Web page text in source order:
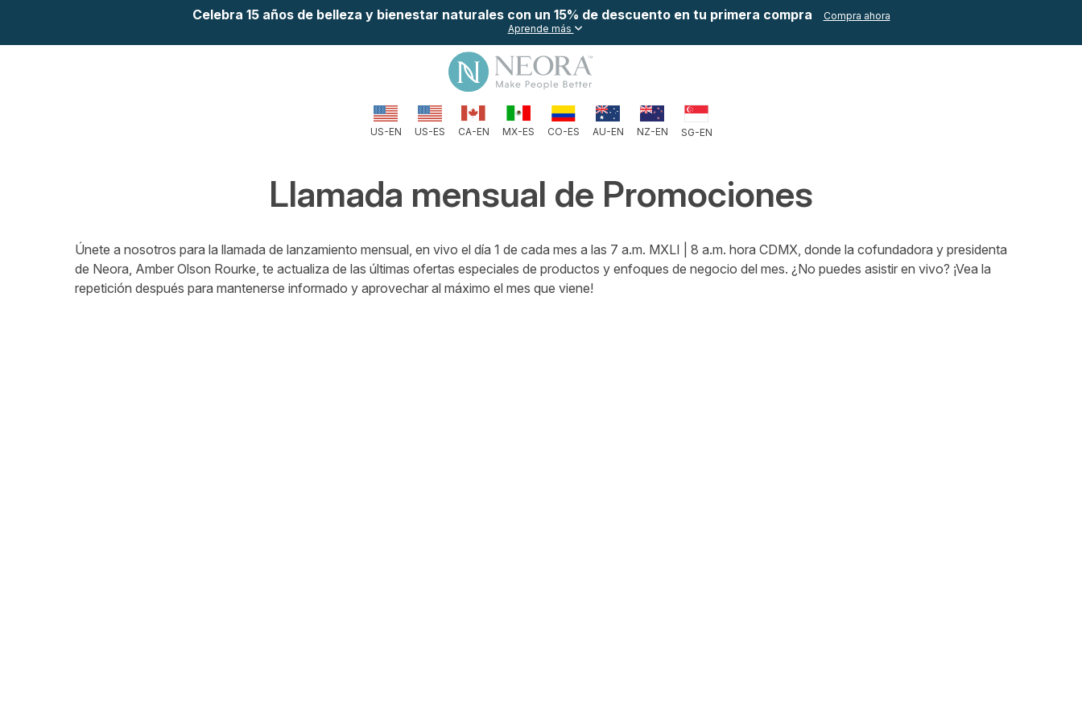
Celebra 15 años de belleza y bienestar naturales con un 15% de descuento en tu primera compra
Compra ahora
Aprende más
US-EN US-ES CA-EN MX-ES CO-ES AU-EN NZ-EN SG-EN
Llamada mensual de Promociones
Únete a nosotros para la llamada de lanzamiento mensual, en vivo el día 1 de cada mes a las 7 a.m. MXLI | 8 a.m. hora CDMX, donde la cofundadora y presidenta
de Neora, Amber Olson Rourke, te actualiza de las últimas ofertas especiales de productos y enfoques de negocio del mes. ¿No puedes asistir en vivo? ¡Vea la
repetición después para mantenerse informado y aprovechar al máximo el mes que viene!